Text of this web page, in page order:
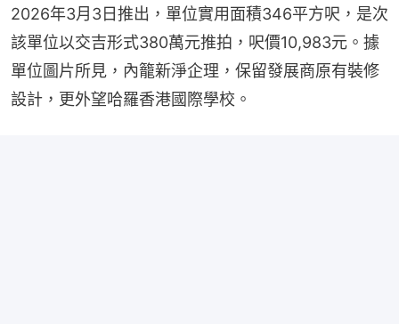
2026年3月3日推出，單位實用面積346平方呎，是次
該單位以交吉形式380萬元推拍，呎價10,983元。據
單位圖片所見，內籠新淨企理，保留發展商原有裝修
設計，更外望哈羅香港國際學校。